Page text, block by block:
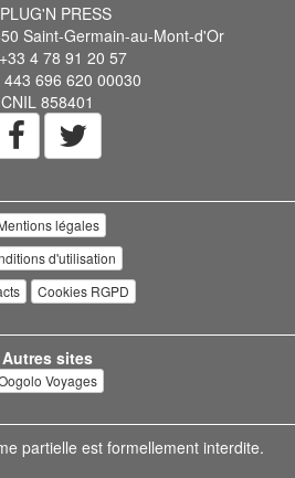
PRESS
Saint-Germain-au-Mont-d'Or
4 78 91 20 57
443 696 620 00030
CNIL 858401
légales
d'utilisation
Cookies RGPD
Autres sites
Voyages
partielle est formellement interdite.